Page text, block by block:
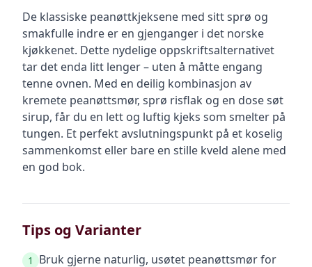
De klassiske peanøttkjeksene med sitt sprø og
smakfulle indre er en gjenganger i det norske
kjøkkenet. Dette nydelige oppskriftsalternativet
tar det enda litt lenger – uten å måtte engang
tenne ovnen. Med en deilig kombinasjon av
kremete peanøttsmør, sprø risflak og en dose søt
sirup, får du en lett og luftig kjeks som smelter på
tungen. Et perfekt avslutningspunkt på et koselig
sammenkomst eller bare en stille kveld alene med
en god bok.
Tips og Varianter
1 Bruk gjerne naturlig, usøtet peanøttsmør for